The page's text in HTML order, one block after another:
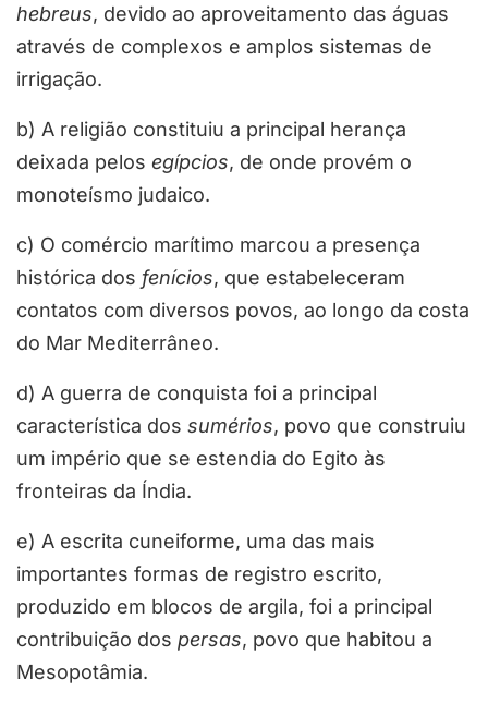
hebreus, devido ao aproveitamento das águas
através de complexos e amplos sistemas de
irrigação.
b) A religião constituiu a principal herança
deixada pelos egípcios, de onde provém o
monoteísmo judaico.
c) O comércio marítimo marcou a presença
histórica dos fenícios, que estabeleceram
contatos com diversos povos, ao longo da costa
do Mar Mediterrâneo.
d) A guerra de conquista foi a principal
característica dos sumérios, povo que construiu
um império que se estendia do Egito às
fronteiras da Índia.
e) A escrita cuneiforme, uma das mais
importantes formas de registro escrito,
produzido em blocos de argila, foi a principal
contribuição dos persas, povo que habitou a
Mesopotâmia.